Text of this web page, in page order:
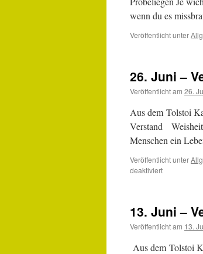
wenn du es
Veröffentlicht unter
26. Juni –
Veröffentlicht am 26.
Aus dem Tolstoi
Verstand
Menschen ein
Veröffentlicht unter
deaktiviertfür
Verstand
und
Liebe
13. Juni –
Veröffentlicht am 13.
Aus dem Tolstoi